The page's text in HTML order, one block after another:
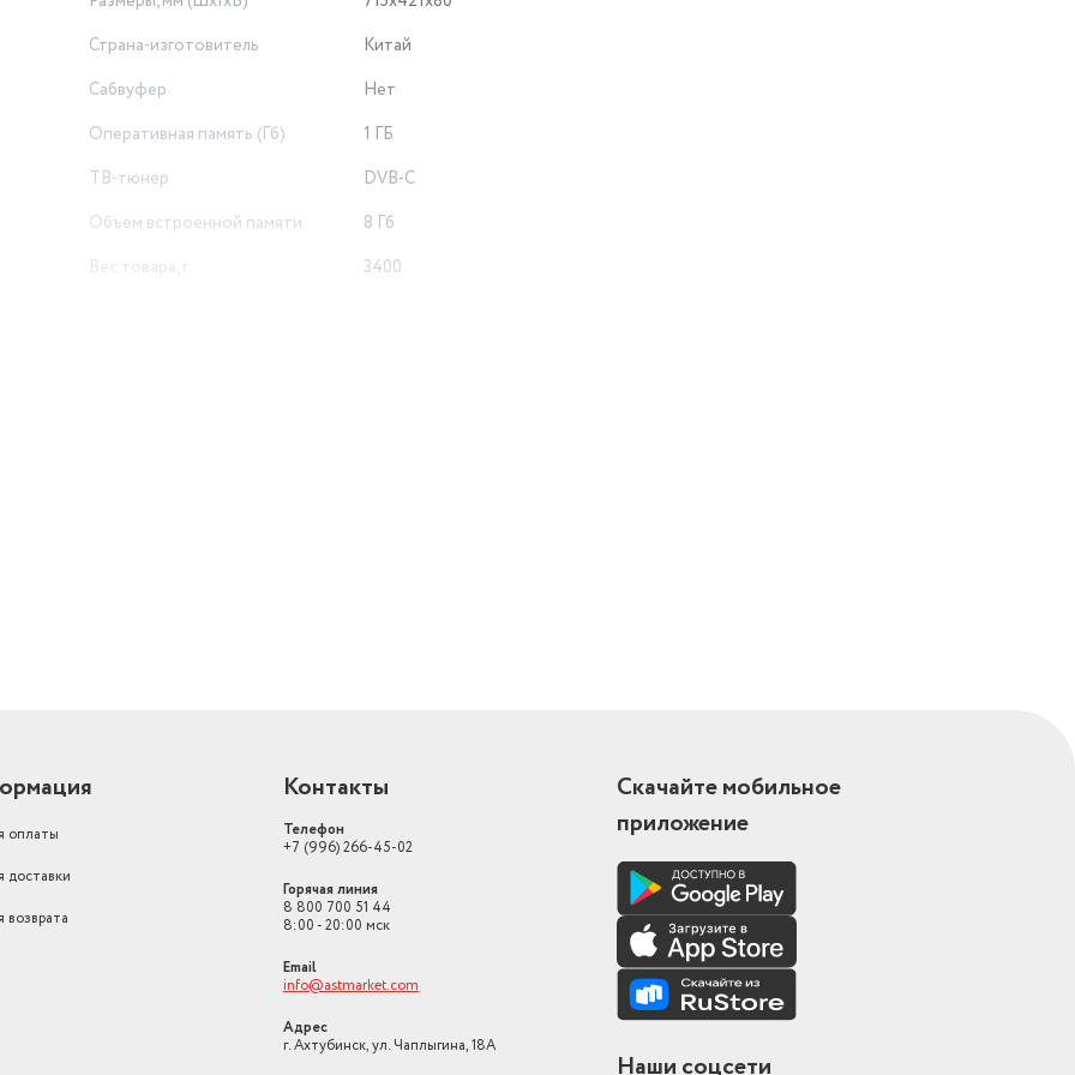
Страна-изготовитель
Китай
Сабвуфер
Нет
Оперативная память (Гб)
1 ГБ
ТВ-тюнер
DVB-C
Объем встроенной памяти
8 Гб
Вес товара, г
3400
Комплектация
документация, пульт ДУ
черный
оплаты
доставки
возврата
Контакты
Телефон
+7 (996) 266-45-02
Горячая линия
8 800 700 51 44
8:00 - 20:00 мск
Email
info@astmarket.com
Адрес
г. Ахтубинск, ул. Чаплыгина, 18А
Скачайте мобильное
приложение
Наши соцсети